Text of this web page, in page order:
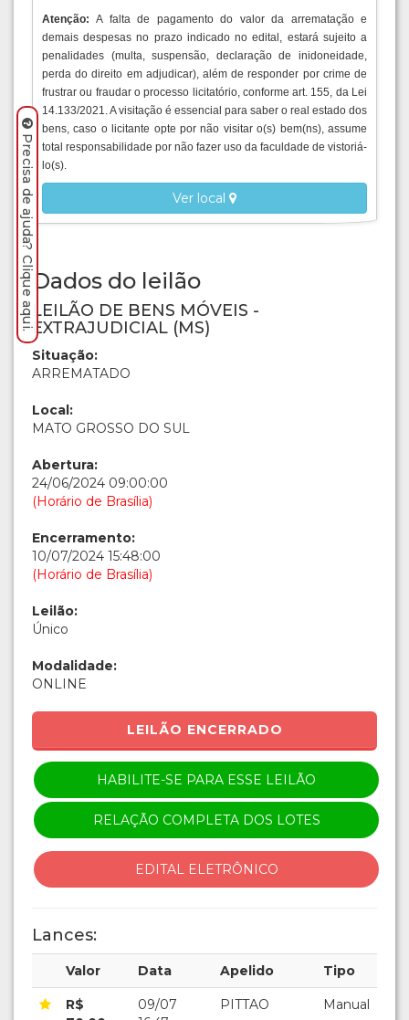
Atenção:A falta de pagamento do valor da arrematação e
demais despesas no prazo indicado no edital, estará sujeito a
penalidades (multa, suspensão, declaração de inidoneidade,
perda do direito em adjudicar), além de responder por crime de
frustrar ou fraudar o processo licitatório, conforme art. 155, da Lei
14.133/2021. A visitação é essencial para saber o real estado dos
bens, caso o licitante opte por não visitar o(s) bem(ns), assume
total responsabilidade por não fazer uso da faculdade de vistoriá-
lo(s).
Ver local
Dados do leilão
LEILÃO DE BENS MÓVEIS -
EXTRAJUDICIAL (MS)
Situação:
ARREMATADO
Local:
MATO GROSSO DO SUL
Abertura:
24/06/2024 09:00:00
(Horário de Brasília)
Encerramento:
10/07/2024 15:48:00
(Horário de Brasília)
Leilão:
Único
Modalidade:
ONLINE
LEILÃO ENCERRADO
HABILITE-SE PARA ESSE LEILÃO
RELAÇÃO COMPLETA DOS LOTES
EDITAL ELETRÔNICO
Lances:
Valor Data Apelido Tipo
R$
09/07
PITTAO Manual
Precisa de ajuda? Clique aqui.